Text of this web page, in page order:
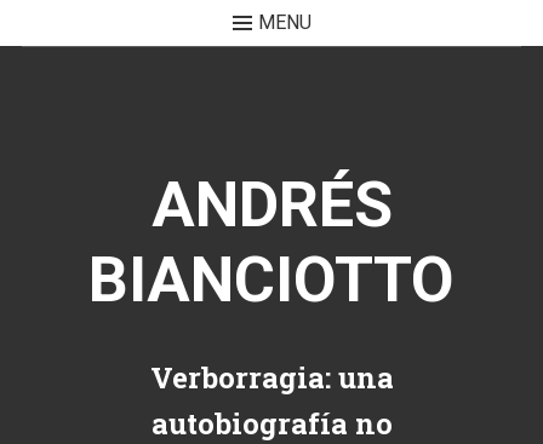
MENU
ANDRÉS
BIANCIOTTO
Verborragia: una
autobiografía no